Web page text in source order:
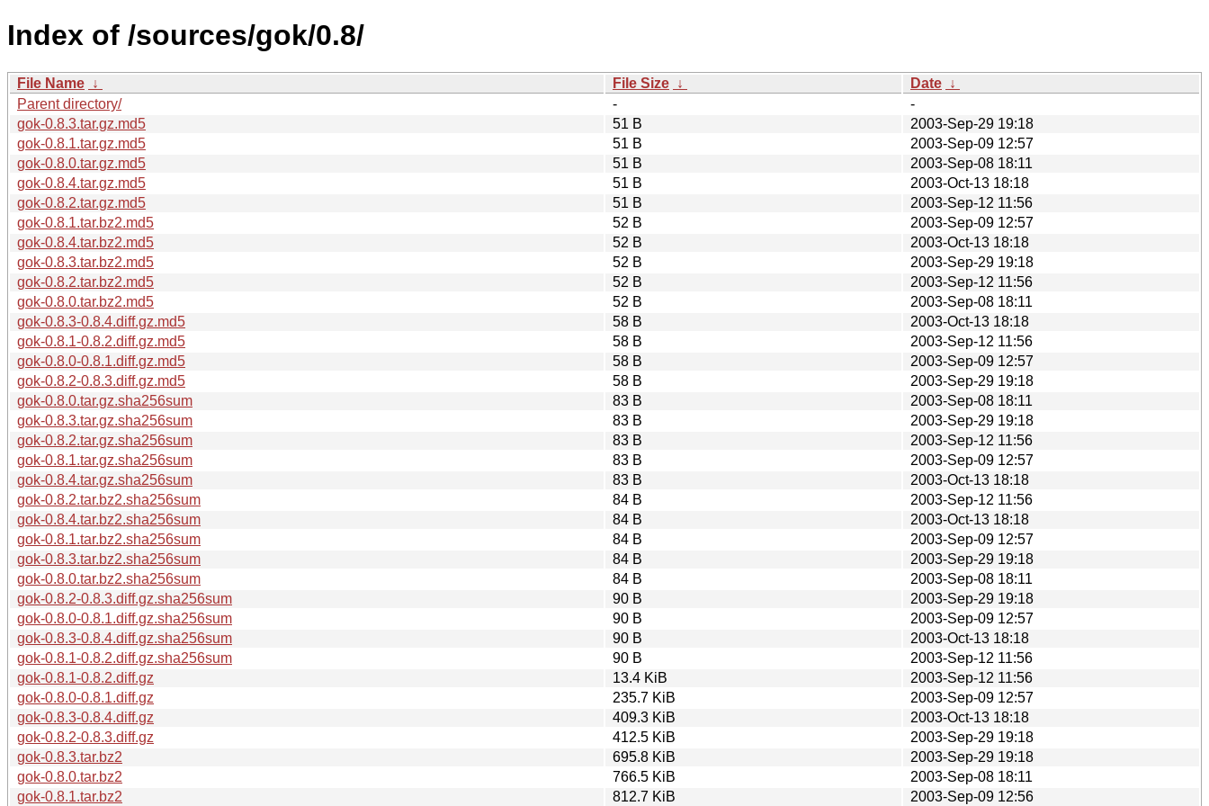
Index of /sources/gok/0.8/
File Name ↓ File Size ↓ Date ↓
Parent directory/
-
-
gok-0.8.3.tar.gz.md5
51 B
2003-Sep-29 19:18
gok-0.8.1.tar.gz.md5
51 B
2003-Sep-09 12:57
gok-0.8.0.tar.gz.md5
51 B
2003-Sep-08 18:11
gok-0.8.4.tar.gz.md5
51 B
2003-Oct-13 18:18
gok-0.8.2.tar.gz.md5
51 B
2003-Sep-12 11:56
gok-0.8.1.tar.bz2.md5
52 B
2003-Sep-09 12:57
gok-0.8.4.tar.bz2.md5
52 B
2003-Oct-13 18:18
gok-0.8.3.tar.bz2.md5
52 B
2003-Sep-29 19:18
gok-0.8.2.tar.bz2.md5
52 B
2003-Sep-12 11:56
gok-0.8.0.tar.bz2.md5
52 B
2003-Sep-08 18:11
gok-0.8.3-0.8.4.diff.gz.md5
58 B
2003-Oct-13 18:18
gok-0.8.1-0.8.2.diff.gz.md5
58 B
2003-Sep-12 11:56
gok-0.8.0-0.8.1.diff.gz.md5
58 B
2003-Sep-09 12:57
gok-0.8.2-0.8.3.diff.gz.md5
58 B
2003-Sep-29 19:18
gok-0.8.0.tar.gz.sha256sum
83 B
2003-Sep-08 18:11
gok-0.8.3.tar.gz.sha256sum
83 B
2003-Sep-29 19:18
gok-0.8.2.tar.gz.sha256sum
83 B
2003-Sep-12 11:56
gok-0.8.1.tar.gz.sha256sum
83 B
2003-Sep-09 12:57
gok-0.8.4.tar.gz.sha256sum
83 B
2003-Oct-13 18:18
gok-0.8.2.tar.bz2.sha256sum
84 B
2003-Sep-12 11:56
gok-0.8.4.tar.bz2.sha256sum
84 B
2003-Oct-13 18:18
gok-0.8.1.tar.bz2.sha256sum
84 B
2003-Sep-09 12:57
gok-0.8.3.tar.bz2.sha256sum
84 B
2003-Sep-29 19:18
gok-0.8.0.tar.bz2.sha256sum
84 B
2003-Sep-08 18:11
gok-0.8.2-0.8.3.diff.gz.sha256sum
90 B
2003-Sep-29 19:18
gok-0.8.0-0.8.1.diff.gz.sha256sum
90 B
2003-Sep-09 12:57
gok-0.8.3-0.8.4.diff.gz.sha256sum
90 B
2003-Oct-13 18:18
gok-0.8.1-0.8.2.diff.gz.sha256sum
90 B
2003-Sep-12 11:56
gok-0.8.1-0.8.2.diff.gz
13.4 KiB
2003-Sep-12 11:56
gok-0.8.0-0.8.1.diff.gz
235.7 KiB
2003-Sep-09 12:57
gok-0.8.3-0.8.4.diff.gz
409.3 KiB
2003-Oct-13 18:18
gok-0.8.2-0.8.3.diff.gz
412.5 KiB
2003-Sep-29 19:18
gok-0.8.3.tar.bz2
695.8 KiB
2003-Sep-29 19:18
gok-0.8.0.tar.bz2
766.5 KiB
2003-Sep-08 18:11
gok-0.8.1.tar.bz2
812.7 KiB 2003-Sep-09 12:56